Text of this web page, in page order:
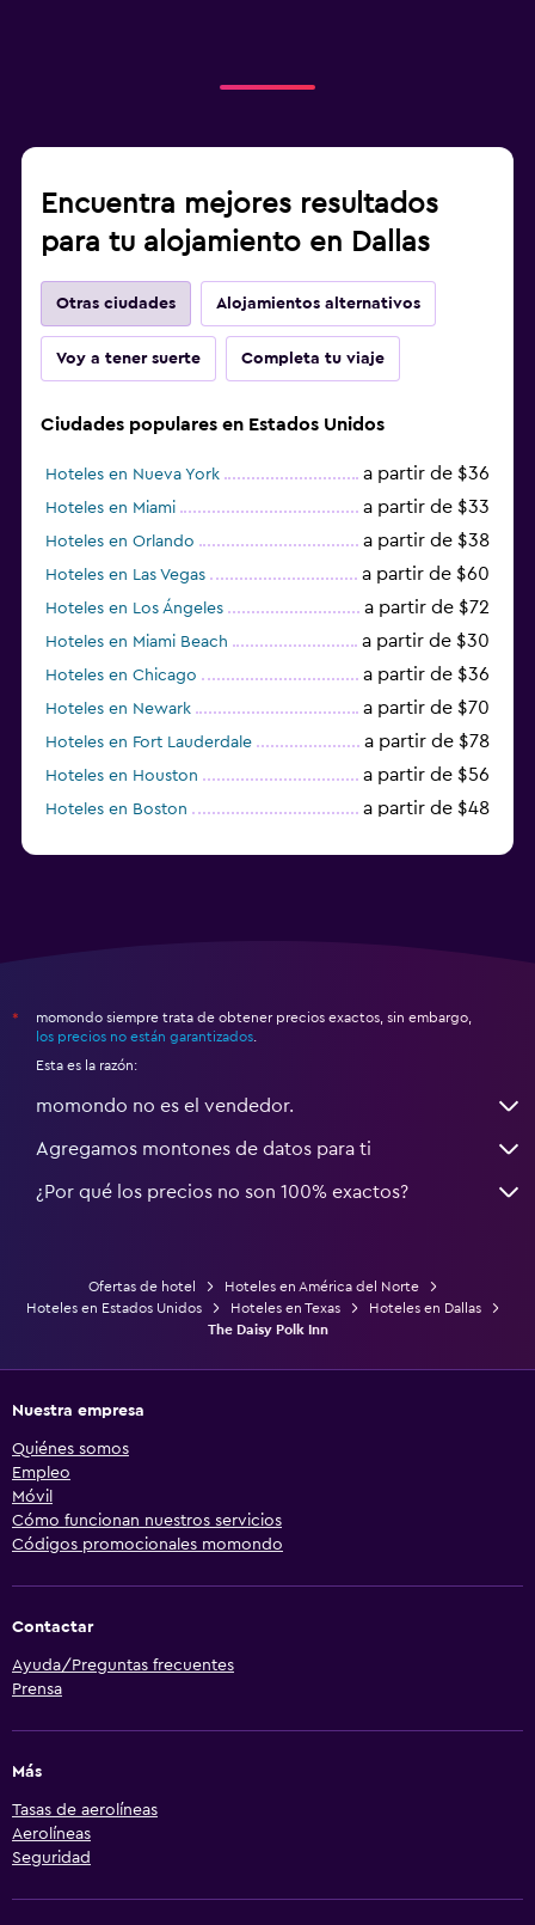
Encuentra mejores resultados
para tu alojamiento en Dallas
Otras ciudades Alojamientos alternativos
Voy a tener suerte Completa tu viaje
Ciudades populares en Estados Unidos
Hoteles en Nueva York a partir de $36
Hoteles en Miami a partir de $33
Hoteles en Orlando a partir de $38
Hoteles en Las Vegas a partir de $60
Hoteles en Los Ángeles a partir de $72
Hoteles en Miami Beach a partir de $30
Hoteles en Chicago a partir de $36
Hoteles en Newark a partir de $70
Hoteles en Fort Lauderdale a partir de $78
Hoteles en Houston a partir de $56
Hoteles en Boston a partir de $48
*
momondo siempre trata de obtener precios exactos, sin embargo,
los precios no están garantizados
Esta es la razón:
momondo no es el vendedor.
Agregamos montones de datos para ti
¿Por qué los precios no son 100% exactos?
Ofertas de hotel
Hoteles en América del Norte
Hoteles en Estados Unidos
Hoteles en Texas
Hoteles en Dallas
The Daisy Polk Inn
Nuestra empresa
Quiénes somos
Empleo
Móvil
Cómo funcionan nuestros servicios
Códigos promocionales momondo
Contactar
Ayuda/Preguntas frecuentes
Prensa
Más
Tasas de aerolíneas
Aerolíneas
Seguridad